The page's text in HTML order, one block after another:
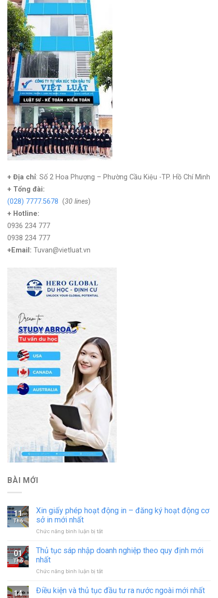
+ Địa chỉ: Số 2 Hoa Phượng – Phường Cầu Kiệu -TP. Hồ Chí Minh
+ Tổng đài:
(028) 7777.5678 (30 lines)
+ Hotline:
0936 234 777
0938 234 777
+Email: Tuvan@vietluat.vn
BÀI MỚI
11
Th6
Xin giấy phép hoạt động in – đăng ký hoạt động cơ
sở in mới nhất
Chức năng bình luận bị tắtở
giấy
động
–
01
Th6
Thủ tục sáp nhập doanh nghiệp theo quy định mới
nhất
Chức năng bình luận bị tắtở
tục
14 Điều kiện và thủ tục đầu tư ra nước ngoài mới nhất